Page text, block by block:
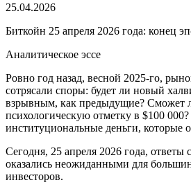
25.04.2026
Биткойн 25 апреля 2026 года: конец
Аналитическое эссе
Ровно год назад, весной 2025-го,
сотрясали споры: будет ли новый
взрывным, как предыдущие? Сможет
психологическую отметку в $100 000?
институциональные деньги, которые
Сегодня, 25 апреля 2026 года,
оказались неожиданными для
инвесторов.